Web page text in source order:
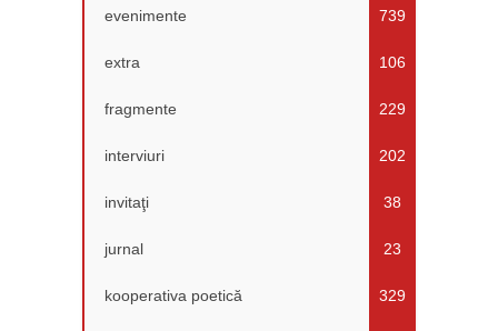
evenimente 739
extra 106
fragmente 229
interviuri 202
invitaţi 38
jurnal 23
kooperativa poetică 329